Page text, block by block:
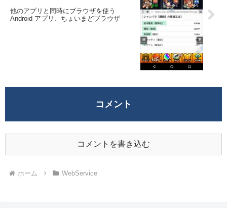
他のアプリと同時にブラウザを使う
Android アプリ、ちょいまどブラウザ
コメント
コメントを書き込む
ホーム WebService